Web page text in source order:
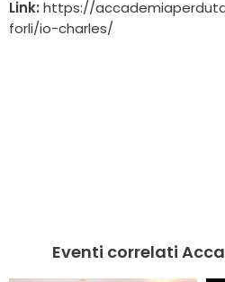
Link: https://
forli/io-charles/
Eventi correlati